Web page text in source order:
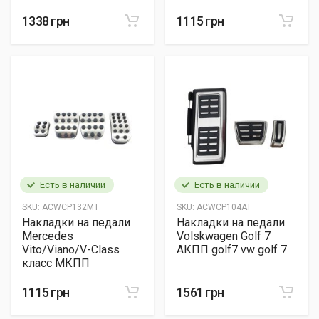
1338 грн 1115 грн
Есть в наличии
SKU: ACWCP132MT
Накладки на педали
Mercedes
Vito/Viano/V-Class
класс МКПП
1115 грн
Есть в наличии
SKU: ACWCP104AT
Накладки на педали
Volskwagen Golf 7
АКПП golf7 vw golf 7
1561 грн